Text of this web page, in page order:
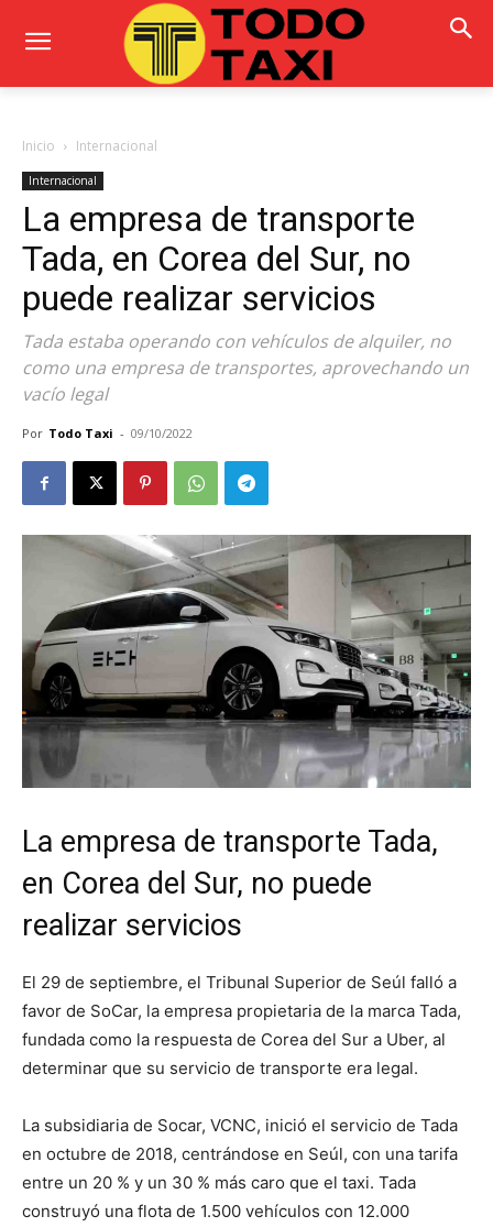
Inicio Internacional
Internacional
La empresa de transporte
Tada, en Corea del Sur, no
puede realizar servicios
Tada estaba operando con vehículos de alquiler, no
como una empresa de transportes, aprovechando un
vacío legal
Por Todo Taxi - 09/10/2022
La empresa de transporte Tada,
en Corea del Sur, no puede
realizar servicios
El 29 de septiembre, el Tribunal Superior de Seúl falló a
favor de SoCar, la empresa propietaria de la marca Tada,
fundada como la respuesta de Corea del Sur a Uber, al
determinar que su servicio de transporte era legal.
La subsidiaria de Socar, VCNC, inició el servicio de Tada
en octubre de 2018, centrándose en Seúl, con una tarifa
entre un 20 % y un 30 % más caro que el taxi. Tada
construyó una flota de 1.500 vehículos con 12.000